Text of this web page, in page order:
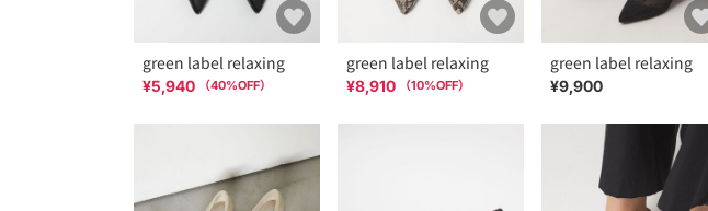
green label relaxing
¥5,940 （40%OFF）
green label relaxing
¥8,910 （10%OFF）
green label relaxing
¥9,900